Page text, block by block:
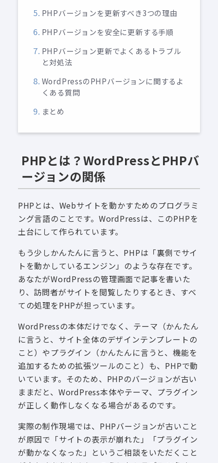
PHPバージョンを更新すべき3つの理由
PHPバージョンを安全に更新する手順
PHPバージョン更新でよくあるトラブル
と対処法
WordPressのPHPバージョンに関するよ
くある質問
まとめ
PHPとは？WordPressとPHPバ
ージョンの関係
PHPとは、Webサイトを動かすためのプログラミ
ング言語のことです。WordPressは、このPHPを
土台にして作られています。
もう少しかんたんに言うと、PHPは「裏側でサイ
トを動かしているエンジン」のような存在です。
あなたがWordPressの管理画面で記事を書いた
り、訪問者がサイトを閲覧したりするとき、すべ
ての処理をPHPが担っています。
WordPressの本体だけでなく、テーマ（かんたん
に言うと、サイト全体のデザインテンプレートの
こと）やプラグイン（かんたんに言うと、機能を
追加するための拡張ツールのこと）も、PHPで動
いています。そのため、PHPのバージョンが古い
ままだと、WordPress本体やテーマ、プラグイン
が正しく動作しなくなる場合があるのです。
実際の制作現場では、PHPバージョンが古いこと
が原因で「サイトの表示が崩れた」「プラグイン
が動かなくなった」というご相談をいただくこと